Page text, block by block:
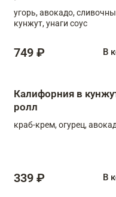
угорь, авокадо,
кунжут, унаги соус
749 ₽ В
Калифорния в
ролл
краб-крем, огурец,
339 ₽ В